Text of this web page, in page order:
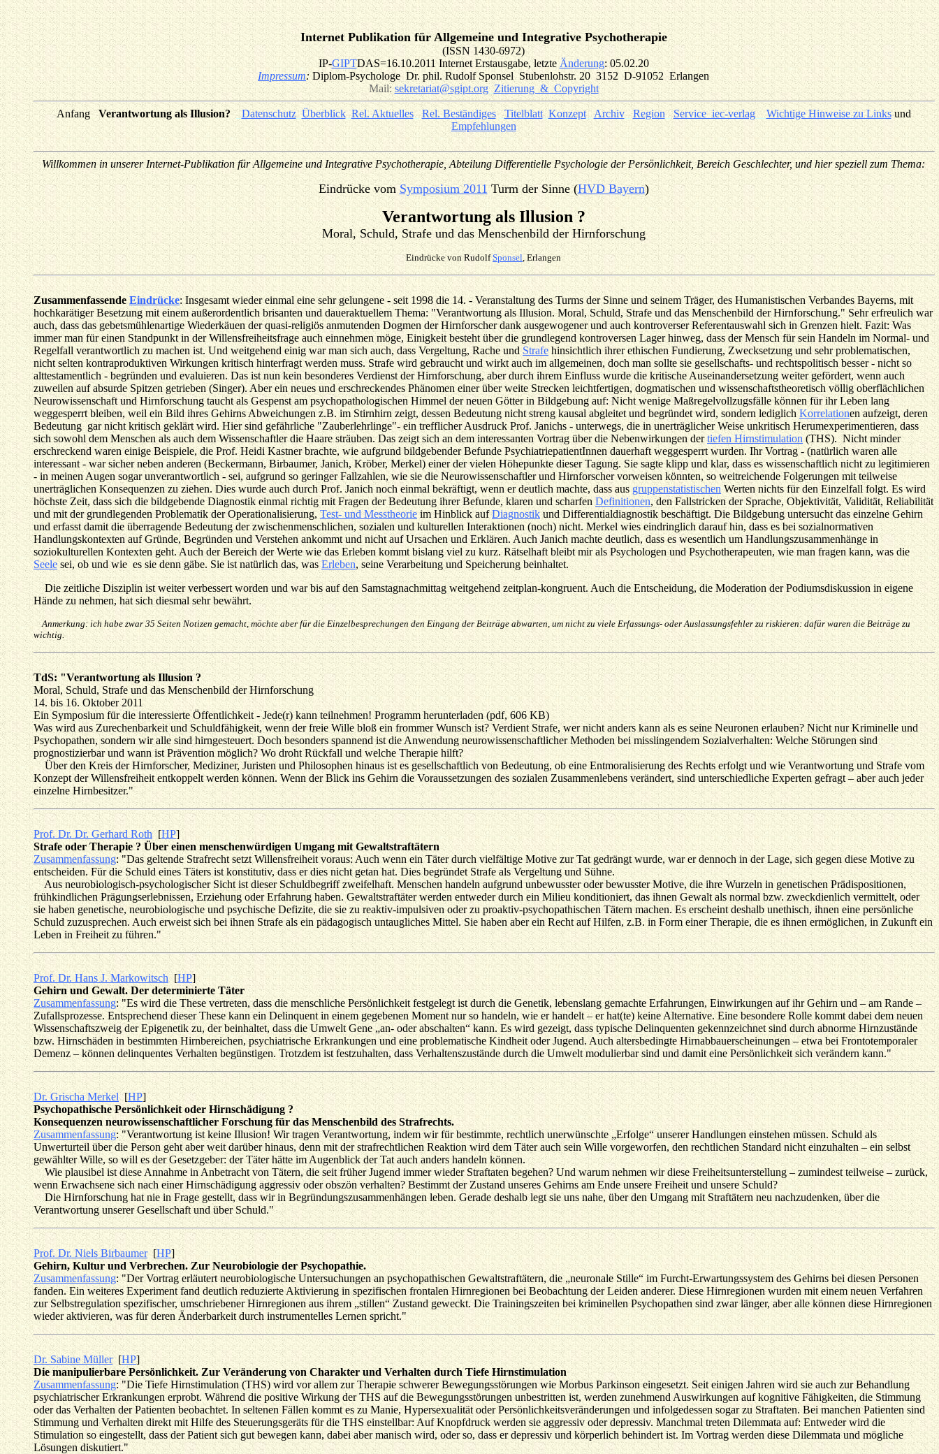
Internet Publikation für Allgemeine und Integrative Psychotherapie
(ISSN 1430-6972)
IP-GIPTDAS=16.10.2011 Internet Erstausgabe, letzteÄnderung: 05.02.20
Impressum:Diplom-Psychologe Dr. phil. Rudolf Sponsel Stubenlohstr. 20 3152 D-91052 Erlangen
Mail:sekretariat@sgipt.org_Zitierung & Copyright
Anfang_Verantwortung als Illusion?_ Datenschutz_ Überblick_Rel. Aktuelles_ Rel. Beständiges _Titelblatt_Konzept_ Archiv_Region_Service_iec-verlag__Wichtige Hinweise zu Links und
Empfehlungen
_
Willkommen in unserer Internet-Publikation für Allgemeine und Integrative Psychotherapie, Abteilung Differentielle Psychologie der Persönlichkeit, Bereich Geschlechter, und hier speziell zum Thema:
Eindrücke vomSymposium 2011Turm der Sinne (HVD Bayern)
Verantwortung als Illusion ?
Moral, Schuld, Strafe und das Menschenbild der Hirnforschung
Eindrücke von RudolfSponsel, Erlangen
ZusammenfassendeEindrücke: Insgesamt wieder einmal eine sehr gelungene - seit 1998 die 14. - Veranstaltung des Turms der Sinne und seinem Träger, des Humanistischen Verbandes Bayerns, mit
hochkarätiger Besetzung mit einem außerordentlich brisanten und daueraktuellem Thema: "Verantwortung als Illusion. Moral, Schuld, Strafe und das Menschenbild der Hirnforschung." Sehr erfreulich war
auch, dass das gebetsmühlenartige Wiederkäuen der quasi-religiös anmutenden Dogmen der Hirnforscher dank ausgewogener und auch kontroverser Referentauswahl sich in Grenzen hielt. Fazit: Was
immer man für einen Standpunkt in der Willensfreiheitsfrage auch einnehmen möge, Einigkeit besteht über die grundlegend kontroversen Lager hinweg, dass der Mensch für sein Handeln im Normal- und
Regelfall verantwortlich zu machen ist. Und weitgehend einig war man sich auch, dass Vergeltung, Rache undStrafehinsichtlich ihrer ethischen Fundierung, Zwecksetzung und sehr problematischen,
nicht selten kontraproduktiven Wirkungen kritisch hinterfragt werden muss. Strafe wird gebraucht und wirkt auch im allgemeinen, doch man sollte sie gesellschafts- und rechtspolitisch besser - nicht so
alttestamentlich - begründen und evaluieren. Das ist nun kein besonderes Verdienst der Hirnforschung, aber durch ihrem Einfluss wurde die kritische Auseinandersetzung weiter gefördert, wenn auch
zuweilen auf absurde Spitzen getrieben (Singer). Aber ein neues und erschreckendes Phänomen einer über weite Strecken leichtfertigen, dogmatischen und wissenschaftstheoretisch völlig oberflächlichen
Neurowissenschaft und Hirnforschung taucht als Gespenst am psychopathologischen Himmel der neuen Götter in Bildgebung auf: Nicht wenige Maßregelvollzugsfälle können für ihr Leben lang
weggesperrt bleiben, weil ein Bild ihres Gehirns Abweichungen z.B. im Stirnhirn zeigt, dessen Bedeutung nicht streng kausal abgleitet und begründet wird, sondern lediglichKorrelationen aufzeigt, deren
Bedeutung gar nicht kritisch geklärt wird. Hier sind gefährliche "Zauberlehrlinge"- ein trefflicher Ausdruck Prof. Janichs - unterwegs, die in unerträglicher Weise unkritisch Herumexperimentieren, dass
sich sowohl dem Menschen als auch dem Wissenschaftler die Haare sträuben. Das zeigt sich an dem interessanten Vortrag über die Nebenwirkungen dertiefen Hirnstimulation (THS). Nicht minder
erschreckend waren einige Beispiele, die Prof. Heidi Kastner brachte, wie aufgrund bildgebender Befunde PsychiatriepatientInnen dauerhaft weggesperrt wurden. Ihr Vortrag - (natürlich waren alle
interessant - war sicher neben anderen (Beckermann, Birbaumer, Janich, Kröber, Merkel) einer der vielen Höhepunkte dieser Tagung. Sie sagte klipp und klar, dass es wissenschaftlich nicht zu legitimieren
- in meinen Augen sogar unverantwortlich - sei, aufgrund so geringer Fallzahlen, wie sie die Neurowissenschaftler und Hirnforscher vorweisen könnten, so weitreichende Folgerungen mit teilweise
unerträglichen Konsequenzen zu ziehen. Dies wurde auch durch Prof. Janich noch einmal bekräftigt, wenn er deutlich machte, dass aus gruppenstatistischenWerten nichts für den Einzelfall folgt. Es wird
höchste Zeit, dass sich die bildgebende Diagnostik einmal richtig mit Fragen der Bedeutung ihrer Befunde, klaren und scharfen Definitionen, den Fallstricken der Sprache, Objektivität, Validität, Reliabilität
und mit der grundlegenden Problematik der Operationalisierung,Test- und Messtheorieim Hinblick aufDiagnostikund Differentialdiagnostik beschäftigt. Die Bildgebung untersucht das einzelne Gehirn
und erfasst damit die überragende Bedeutung der zwischenmenschlichen, sozialen und kulturellen Interaktionen (noch) nicht. Merkel wies eindringlich darauf hin, dass es bei sozialnormativen
Handlungskontexten auf Gründe, Begründen und Verstehen ankommt und nicht auf Ursachen und Erklären. Auch Janich machte deutlich, dass es wesentlich um Handlungszusammenhänge in
soziokulturellen Kontexten geht. Auch der Bereich der Werte wie das Erleben kommt bislang viel zu kurz. Rätselhaft bleibt mir als Psychologen und Psychotherapeuten, wie man fragen kann, was die
Seelesei, ob und wie es sie denn gäbe. Sie ist natürlich das, wasErleben, seine Verarbeitung und Speicherung beinhaltet.
Die zeitliche Disziplin ist weiter verbessert worden und war bis auf den Samstagnachmittag weitgehend zeitplan-kongruent. Auch die Entscheidung, die Moderation der Podiumsdiskussion in eigene
Hände zu nehmen, hat sich diesmal sehr bewährt.
Anmerkung: ich habe zwar 35 Seiten Notizen gemacht, möchte aber für die Einzelbesprechungen den Eingang der Beiträge abwarten, um nicht zu viele Erfassungs- oder Auslassungsfehler zu riskieren: dafür waren die Beiträge zu
wichtig.
TdS: "Verantwortung als Illusion ?
Moral, Schuld, Strafe und das Menschenbild der Hirnforschung
14. bis 16. Oktober 2011
Ein Symposium für die interessierte Öffentlichkeit - Jede(r) kann teilnehmen! Programm herunterladen (pdf, 606 KB)
Was wird aus Zurechenbarkeit und Schuldfähigkeit, wenn der freie Wille bloß ein frommer Wunsch ist? Verdient Strafe, wer nicht anders kann als es seine Neuronen erlauben? Nicht nur Kriminelle und
Psychopathen, sondern wir alle sind hirngesteuert. Doch besonders spannend ist die Anwendung neurowissenschaftlicher Methoden bei misslingendem Sozialverhalten: Welche Störungen sind
prognostizierbar und wann ist Prävention möglich? Wo droht Rückfall und welche Therapie hilft?
Über den Kreis der Hirnforscher, Mediziner, Juristen und Philosophen hinaus ist es gesellschaftlich von Bedeutung, ob eine Entmoralisierung des Rechts erfolgt und wie Verantwortung und Strafe vom
Konzept der Willensfreiheit entkoppelt werden können. Wenn der Blick ins Gehirn die Voraussetzungen des sozialen Zusammenlebens verändert, sind unterschiedliche Experten gefragt – aber auch jeder
einzelne Hirnbesitzer."
Prof. Dr. Dr. Gerhard Roth[HP]
Strafe oder Therapie ? Über einen menschenwürdigen Umgang mit Gewaltstraftätern
Zusammenfassung: "Das geltende Strafrecht setzt Willensfreiheit voraus: Auch wenn ein Täter durch vielfältige Motive zur Tat gedrängt wurde, war er dennoch in der Lage, sich gegen diese Motive zu
entscheiden. Für die Schuld eines Täters ist konstitutiv, dass er dies nicht getan hat. Dies begründet Strafe als Vergeltung und Sühne.
Aus neurobiologisch-psychologischer Sicht ist dieser Schuldbegriff zweifelhaft. Menschen handeln aufgrund unbewusster oder bewusster Motive, die ihre Wurzeln in genetischen Prädispositionen,
frühkindlichen Prägungserlebnissen, Erziehung oder Erfahrung haben. Gewaltstraftäter werden entweder durch ein Milieu konditioniert, das ihnen Gewalt als normal bzw. zweckdienlich vermittelt, oder
sie haben genetische, neurobiologische und psychische Defizite, die sie zu reaktiv-impulsiven oder zu proaktiv-psychopathischen Tätern machen. Es erscheint deshalb unethisch, ihnen eine persönliche
Schuld zuzusprechen. Auch erweist sich bei ihnen Strafe als ein pädagogisch untaugliches Mittel. Sie haben aber ein Recht auf Hilfen, z.B. in Form einer Therapie, die es ihnen ermöglichen, in Zukunft ein
Leben in Freiheit zu führen."
Prof. Dr. Hans J. Markowitsch [HP]
Gehirn und Gewalt. Der determinierte Täter
Zusammenfassung: "Es wird die These vertreten, dass die menschliche Persönlichkeit festgelegt ist durch die Genetik, lebenslang gemachte Erfahrungen, Einwirkungen auf ihr Gehirn und – am Rande –
Zufallsprozesse. Entsprechend dieser These kann ein Delinquent in einem gegebenen Moment nur so handeln, wie er handelt – er hat(te) keine Alternative. Eine besondere Rolle kommt dabei dem neuen
Wissenschaftszweig der Epigenetik zu, der beinhaltet, dass die Umwelt Gene „an- oder abschalten“ kann. Es wird gezeigt, dass typische Delinquenten gekennzeichnet sind durch abnorme Hirnzustände
bzw. Hirnschäden in bestimmten Hirnbereichen, psychiatrische Erkrankungen und eine problematische Kindheit oder Jugend. Auch altersbedingte Hirnabbauerscheinungen – etwa bei Frontotemporaler
Demenz – können delinquentes Verhalten begünstigen. Trotzdem ist festzuhalten, dass Verhaltenszustände durch die Umwelt modulierbar sind und damit eine Persönlichkeit sich verändern kann."
Dr. Grischa Merkel[HP]
Psychopathische Persönlichkeit oder Hirnschädigung ?
Konsequenzen neurowissenschaftlicher Forschung für das Menschenbild des Strafrechts.
Zusammenfassung: "Verantwortung ist keine Illusion! Wir tragen Verantwortung, indem wir für bestimmte, rechtlich unerwünschte „Erfolge“ unserer Handlungen einstehen müssen. Schuld als
Unwerturteil über die Person geht aber weit darüber hinaus, denn mit der strafrechtlichen Reaktion wird dem Täter auch sein Wille vorgeworfen, den rechtlichen Standard nicht einzuhalten – ein selbst
gewählter Wille, so will es der Gesetzgeber: der Täter hätte im Augenblick der Tat auch anders handeln können.
Wie plausibel ist diese Annahme in Anbetracht von Tätern, die seit früher Jugend immer wieder Straftaten begehen? Und warum nehmen wir diese Freiheitsunterstellung – zumindest teilweise – zurück,
wenn Erwachsene sich nach einer Hirnschädigung aggressiv oder obszön verhalten? Bestimmt der Zustand unseres Gehirns am Ende unsere Freiheit und unsere Schuld?
Die Hirnforschung hat nie in Frage gestellt, dass wir in Begründungszusammenhängen leben. Gerade deshalb legt sie uns nahe, über den Umgang mit Straftätern neu nachzudenken, über die
Verantwortung unserer Gesellschaft und über Schuld."
Prof. Dr. Niels Birbaumer[HP]
Gehirn, Kultur und Verbrechen. Zur Neurobiologie der Psychopathie.
Zusammenfassung: "Der Vortrag erläutert neurobiologische Untersuchungen an psychopathischen Gewaltstraftätern, die „neuronale Stille“ im Furcht-Erwartungssystem des Gehirns bei diesen Personen
fanden. Ein weiteres Experiment fand deutlich reduzierte Aktivierung in spezifischen frontalen Hirnregionen bei Beobachtung der Leiden anderer. Diese Hirnregionen wurden mit einem neuen Verfahren
zur Selbstregulation spezifischer, umschriebener Hirnregionen aus ihrem „stillen“ Zustand geweckt. Die Trainingszeiten bei kriminellen Psychopathen sind zwar länger, aber alle können diese Hirnregionen
wieder aktivieren, was für deren Änderbarkeit durch instrumentelles Lernen spricht."
Dr. Sabine Müller[HP]
Die manipulierbare Persönlichkeit. Zur Veränderung von Charakter und Verhalten durch Tiefe Hirnstimulation
Zusammenfassung: "Die Tiefe Hirnstimulation (THS) wird vor allem zur Therapie schwerer Bewegungsstörungen wie Morbus Parkinson eingesetzt. Seit einigen Jahren wird sie auch zur Behandlung
psychiatrischer Erkrankungen erprobt. Während die positive Wirkung der THS auf die Bewegungsstörungen unbestritten ist, werden zunehmend Auswirkungen auf kognitive Fähigkeiten, die Stimmung
oder das Verhalten der Patienten beobachtet. In seltenen Fällen kommt es zu Manie, Hypersexualität oder Persönlichkeitsveränderungen und infolgedessen sogar zu Straftaten. Bei manchen Patienten sind
Stimmung und Verhalten direkt mit Hilfe des Steuerungsgeräts für die THS einstellbar: Auf Knopfdruck werden sie aggressiv oder depressiv. Manchmal treten Dilemmata auf: Entweder wird die
Stimulation so eingestellt, dass der Patient sich gut bewegen kann, dabei aber manisch wird, oder so, dass er depressiv und körperlich behindert ist. Im Vortrag werden diese Dilemmata und mögliche
Lösungen diskutiert."